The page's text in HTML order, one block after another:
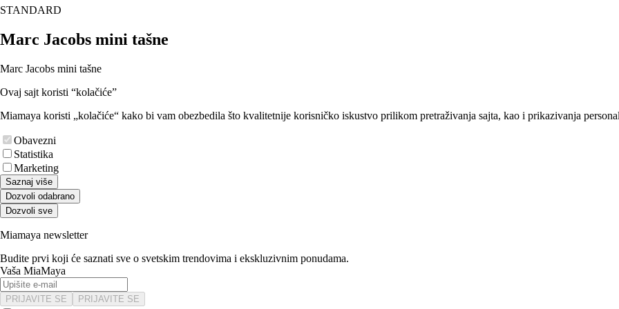
STANDARD
Marc Jacobs mini tašne
Marc Jacobs mini tašne
Ovaj sajt koristi “kolačiće”
Miamaya koristi „kolačiće“ kako bi vam obezbedila što kvalitetnije korisničko iskustvo prilikom pretraživanja sajta, kao i prikazivanja
Obavezni
Statistika
Marketing
Saznaj više
Dozvoli odabrano
Dozvoli sve
Miamaya newsletter
Budite prvi koji će saznati sve o svetskim trendovima i ekskluzivnim ponudama.
Vaša MiaMaya
PRIJAVITE SE PRIJAVITE SE